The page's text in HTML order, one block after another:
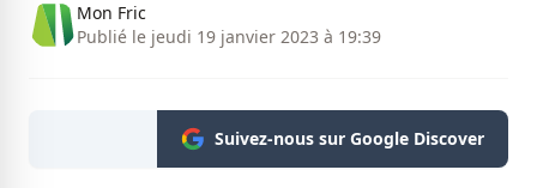
Mon Fric
Publié le jeudi 19 janvier 2023 à 19:39
Suivez-nous sur Google Discover